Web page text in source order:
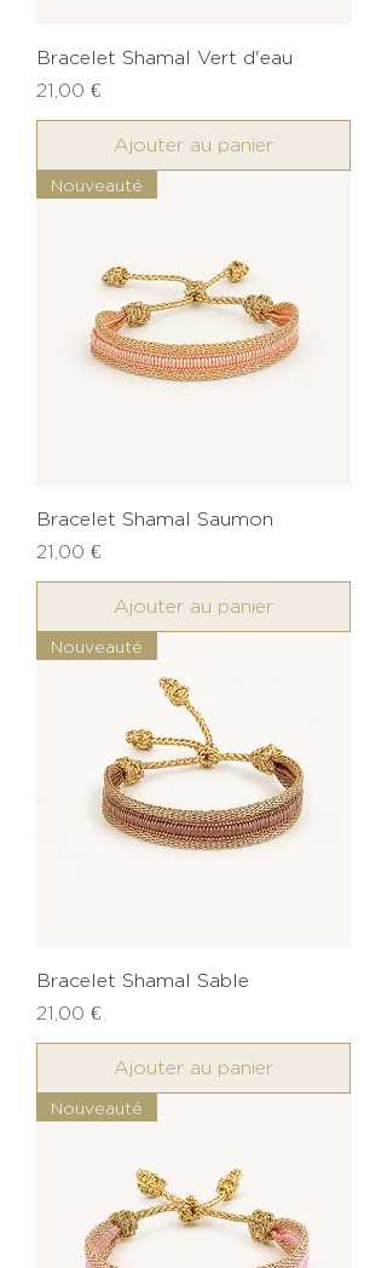
Bracelet Shamal Vert d'eau
Prix
21,00 €
Ajouter au panier
Nouveauté
Bracelet Shamal Saumon
Prix
21,00 €
Ajouter au panier
Nouveauté
Bracelet Shamal Sable
Prix
21,00 €
Ajouter au panier
Nouveauté